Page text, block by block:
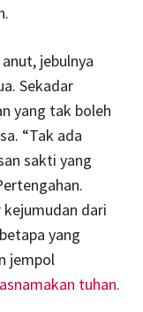
jebulnya
Sekadar
yang tak boleh
“Tak ada
sakti yang
dari
yang
jempol
tuhan.